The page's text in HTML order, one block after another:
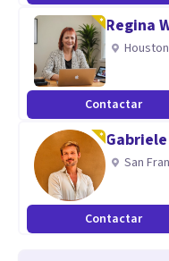
Regina
Houston
Contactar
San
Contactar